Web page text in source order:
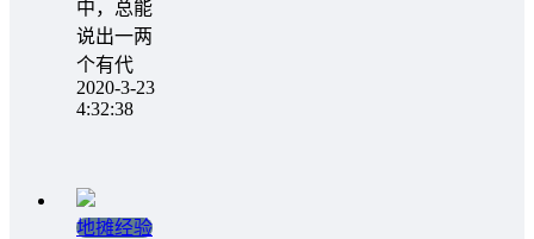
中，总能
说出一两
个有代
2020-3-23
4:32:38
地摊经验